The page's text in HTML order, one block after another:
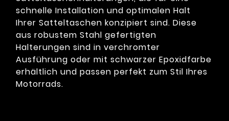
schnelle Installation und optimalen Halt
Ihrer Satteltaschen konzipiert sind. Diese
aus robustem Stahl gefertigten
Halterungen sind in verchromter
Ausführung oder mit schwarzer Epoxidfarbe
erhältlich und passen perfekt zum Stil Ihres
Motorrads.